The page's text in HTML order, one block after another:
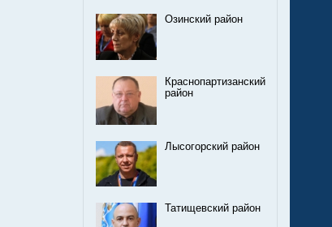
Озинский район
Краснопартизанский
район
Лысогорский район
Татищевский район